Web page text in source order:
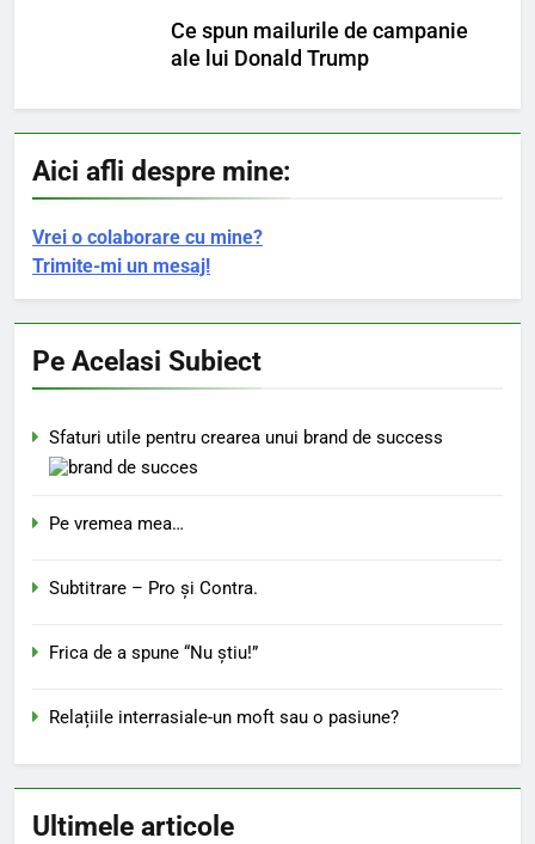
Ce spun mailurile de campanie
ale lui Donald Trump
Aici afli despre mine:
Vrei o colaborare cu mine?
Trimite-mi un mesaj!
Pe Acelasi Subiect
Sfaturi utile pentru crearea unui brand de success
Pe vremea mea…
Subtitrare – Pro şi Contra.
Frica de a spune “Nu ştiu!”
Relațiile interrasiale-un moft sau o pasiune?
Ultimele articole